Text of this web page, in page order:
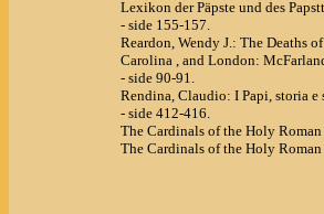
Lexikon der Päpste und des
- side 155-157.
Reardon, Wendy J.: The Deaths
Carolina , and London:
- side 90-91.
Rendina, Claudio: I Papi, storia
- side 412-416.
The Cardinals of the Holy
The Cardinals of the Holy